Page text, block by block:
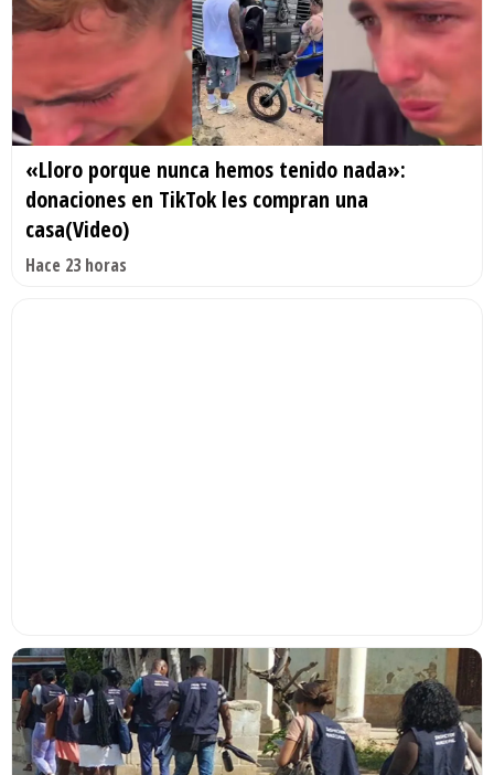
«Lloro porque nunca hemos tenido nada»:
donaciones en TikTok les compran una
casa(Video)
Hace 23 horas